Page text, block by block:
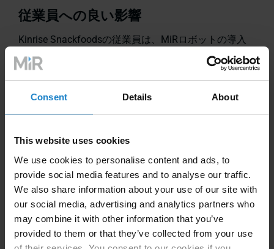
Consent Details About
This website uses cookies
We use cookies to personalise content and ads, to
provide social media features and to analyse our traffic.
We also share information about your use of our site with
our social media, advertising and analytics partners who
may combine it with other information that you’ve
provided to them or that they’ve collected from your use
従業員への良い影響
Kinrise Snackfoodsの従業員は、MiRロボットの導入
を好意的に受け入れました。彼らはすぐにそのメリッ
トを認識し、彼らの熱意と新しい自動化された仲間の
受け入れを反映したユーモラスな工夫を加えました。
“ 「従業員はMiRロボットの導入を
非常に喜んでいます。手作業の改